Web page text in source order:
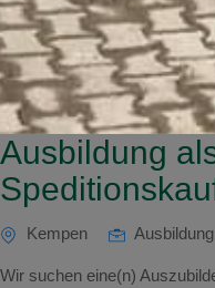
Ausbildung
Kempen Ausbildung
Wir suchen eine(n)